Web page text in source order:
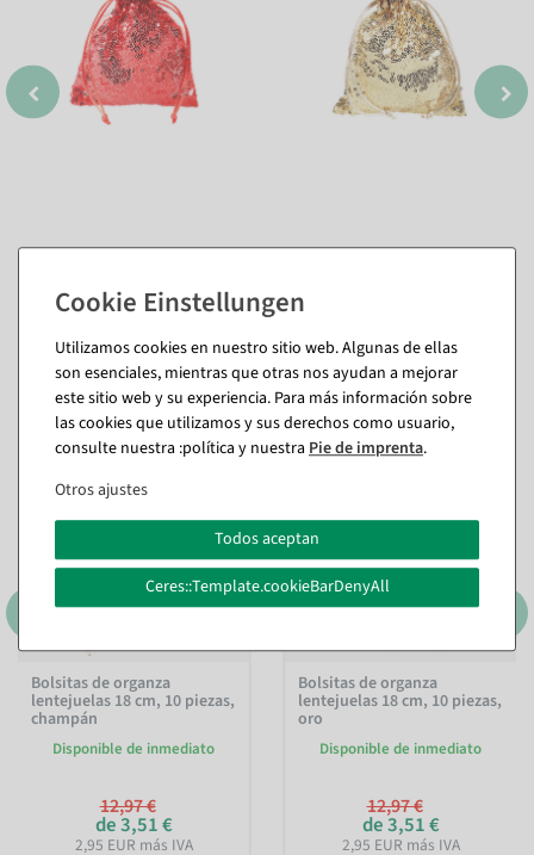
También te puede gustar (8)
%
Bolsitas de organza
lentejuelas 18 cm, 10 piezas,
champán
Disponible de inmediato
12,97 €
de 3,51 €
2,95 EUR más IVA
Bolsitas de organza
lentejuelas 18 cm, 10 piezas,
oro
Disponible de inmediato
12,97 €
de 3,51 €
2,95 EUR más IVA
Utilizamos cookies en nuestro sitio web. Algunas de ellas
son esenciales, mientras que otras nos ayudan a mejorar
este sitio web y su experiencia. Para más información sobre
las cookies que utilizamos y sus derechos como usuario,
consulte nuestra :política y nuestra Pie de imprenta.
Otros ajustes
Todos aceptan
Ceres::Template.cookieBarDenyAll